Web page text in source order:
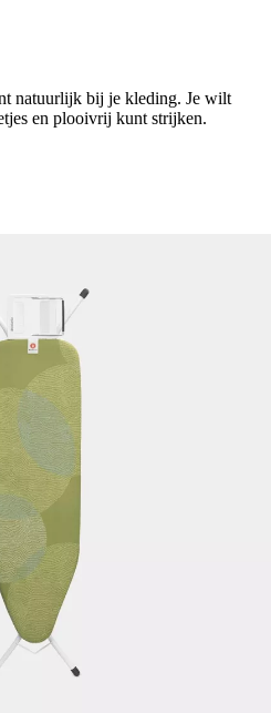
natuurlijk bij je kleding. Je wilt
en plooivrij kunt strijken.